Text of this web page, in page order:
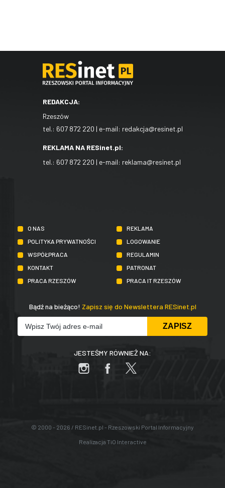
REDAKCJA:
Rzeszów
tel.: 607 872 220 | e-mail: redakcja@resinet.pl
REKLAMA NA RESinet.pl:
tel.: 607 872 220 | e-mail: reklama@resinet.pl
O NAS
REKLAMA
POLITYKA PRYWATNOŚCI
LOGOWANIE
WSPÓŁPRACA
REGULAMIN
KONTAKT
PATRONAT
PRACA RZESZÓW
PRACA IT RZESZÓW
Bądź na bieżąco! Zapisz się do Newslettera RESinet.pl
JESTEŚMY RÓWNIEŻ NA:
© 2000 - 2026 / RESinet.pl - Rzeszowski Portal Informacyjny
Realizacja TiO Interactive